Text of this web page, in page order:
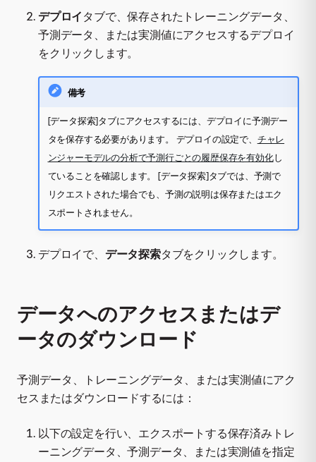
デプロイ タブで、保存されたトレーニングデータ、
予測データ、または実測値にアクセスするデプロイ
をクリックします。
備考
[データ探索]タブにアクセスするには、デプロイに予測デー
タを保存する必要があります。 デプロイの設定で、 チャレ
ンジャーモデルの分析で予測行ごとの履歴保存を有効化し
ていることを確認します。 [データ探索]タブでは、予測で
リクエストされた場合でも、予測の説明は保存またはエク
スポートされません。
デプロイで、 データ探索タブをクリックします。
データへのアクセスまたはデ
ータのダウンロード
予測データ、トレーニングデータ、または実測値にアク
セスまたはダウンロードするには：
以下の設定を行い、エクスポートする保存済みトレ
ーニングデータ、予測データ、または実測値を指定